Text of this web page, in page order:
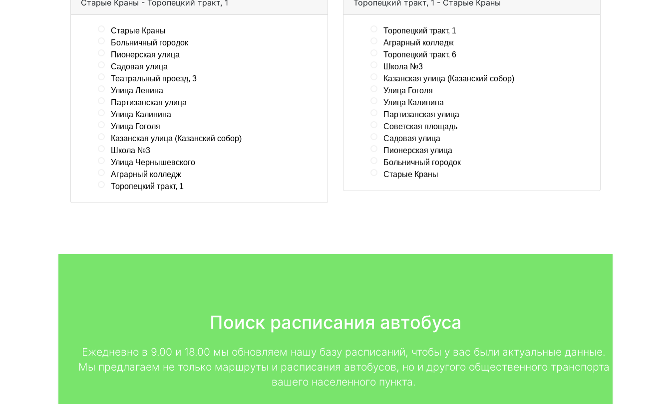
Старые Краны - Торопецкий тракт, 1
Старые Краны
Больничный городок
Пионерская улица
Садовая улица
Театральный проезд, 3
Улица Ленина
Партизанская улица
Улица Калинина
Улица Гоголя
Казанская улица (Казанский собор)
Школа №3
Улица Чернышевского
Аграрный колледж
Торопецкий тракт, 1
Торопецкий тракт, 1 - Старые Краны
Торопецкий тракт, 1
Аграрный колледж
Торопецкий тракт, 6
Школа №3
Казанская улица (Казанский собор)
Улица Гоголя
Улица Калинина
Партизанская улица
Советская площадь
Садовая улица
Пионерская улица
Больничный городок
Старые Краны
Поиск расписания автобуса
Ежедневно в 9.00 и 18.00 мы обновляем нашу базу расписаний, чтобы у вас были актуальные данные.
Мы предлагаем не только маршруты и расписания автобусов, но и другого общественного транспорта
вашего населенного пункта.